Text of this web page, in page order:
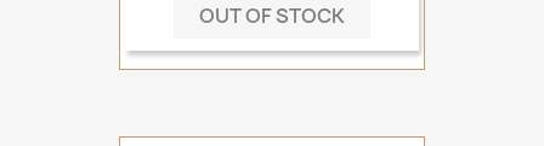
OUT OF STOCK